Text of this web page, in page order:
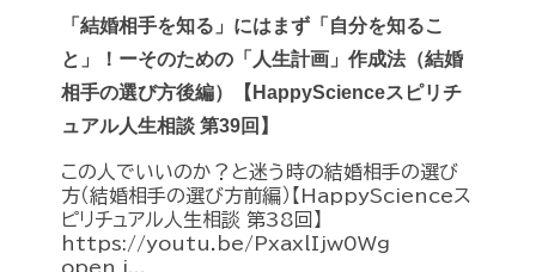
「結婚相手を知る」にはまず「自分を知るこ
と」！ーそのための「人生計画」作成法（結婚
相手の選び方後編）【HappyScienceスピリチ
ュアル人生相談 第39回】
この人でいいのか？と迷う時の結婚相手の選び
方（結婚相手の選び方前編）【HappyScienceス
ピリチュアル人生相談 第38回】
https://youtu.be/PxaxlIjw0Wg
open_i...